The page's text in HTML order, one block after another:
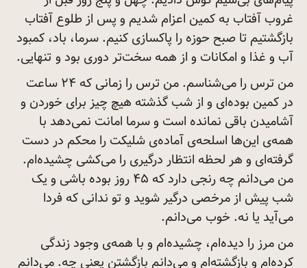
غروب آفتاب به کمین اعزام شدیم و پس از طلوع آفتاب
بازگشتیم تا صبح حوزه را پاکسازی کنیم. سرما، باد، کمبود
آب و غذا و امکانات و از همه سخت‌تر دوری بود و تنهایی.
من ترس را می‌شناسم. من ترس را زمانی که ۲۴ ساعت
در کمین بوده‌ای و از شب گذشته هیچ چیز برای خوردن و
آشامیدن باقی نمانده است و سرما امانت نمی‌دهد با
همه‌ی این‌ها اسلحه‌‌ی آماده‌ی شلیکت را محکم در دست
گرفته‌ای و هر لحظه انتظار درگیری را می‌کشی چشیده‌ام.
من می‌دانم چه رنجی دارد که ۴۵ روز بوده باشی و یک
شب پیش از مرخصی درگیر شوید و تو ندانی که فردا
می‌آید یا نه. خوب می‌دانم.
من مرز را دیده‌ام، چشیده‌ام و با همه‌ی وجود زندگی
کرده‌ام و بازگشته‌ام و می‌دانم بازگشتن یعنی چه. می‌دانم